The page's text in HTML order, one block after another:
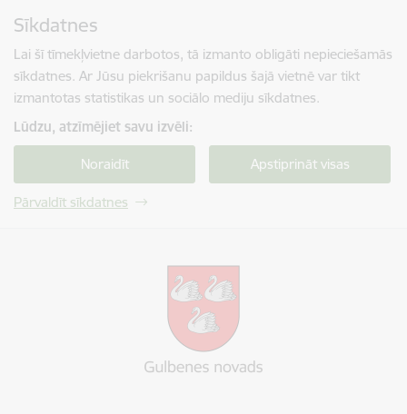
Sīkdatnes
Lai šī tīmekļvietne darbotos, tā izmanto obligāti nepieciešamās
sīkdatnes. Ar Jūsu piekrišanu papildus šajā vietnē var tikt
izmantotas statistikas un sociālo mediju sīkdatnes.
Lūdzu, atzīmējiet savu izvēli:
Noraidīt Apstiprināt visas
Pārvaldīt sīkdatnes